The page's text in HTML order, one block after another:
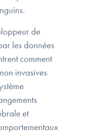
de
les données
comment
invasives
et